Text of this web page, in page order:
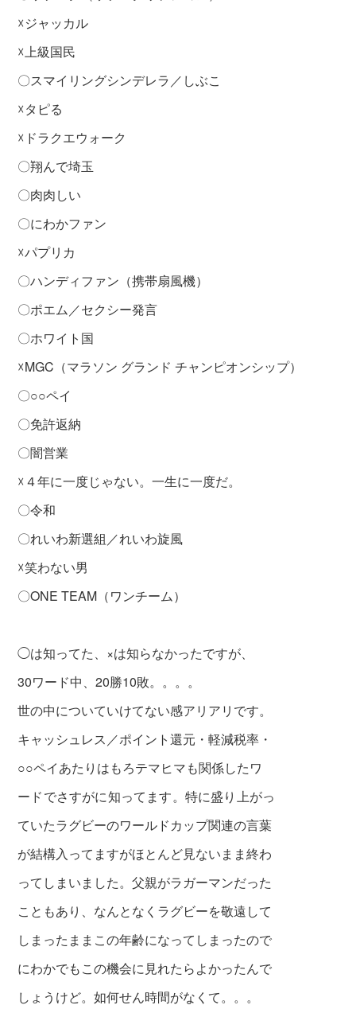
☓ジャッカル
☓上級国民
〇スマイリングシンデレラ／しぶこ
☓タピる
☓ドラクエウォーク
〇翔んで埼玉
〇肉肉しい
〇にわかファン
☓パプリカ
〇ハンディファン（携帯扇風機）
〇ポエム／セクシー発言
〇ホワイト国
☓MGC（マラソン グランド チャンピオンシップ）
〇○○ペイ
〇免許返納
〇闇営業
☓４年に一度じゃない。一生に一度だ。
〇令和
〇れいわ新選組／れいわ旋風
☓笑わない男
〇ONE TEAM（ワンチーム）
◯は知ってた、×は知らなかったですが、
30ワード中、20勝10敗。。。。
世の中についていけてない感アリアリです。
キャッシュレス／ポイント還元・軽減税率・
○○ペイあたりはもろテマヒマも関係したワ
ー ドでさすがに知ってます。特に盛り上がっ
ていたラグビーのワールドカップ関連の言葉
が結構入ってますがほとんど見ないまま終わ
ってしまいました。父親がラガーマンだった
こともあり、なんとなくラグビーを敬遠して
しまったままこの年齢になってしまったので
にわかでもこの機会に見れたらよかったんで
しょうけど。如何せん時間がなくて。。。